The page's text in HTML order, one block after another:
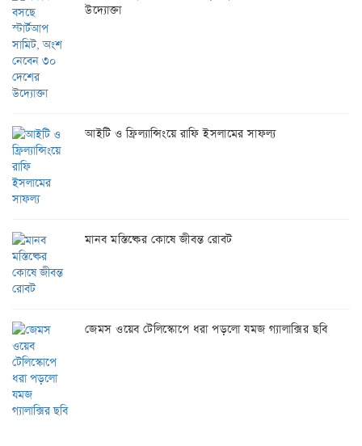
উদ্যোক্তা
আইটি ও ফ্রিল্যান্সিংয়ে রাফি ইসলামের সাফল্য
মানব মস্তিষ্কের কোষে জীবন্ত রোবট
জেমস ওয়েব টেলিস্কোপে ধরা পড়লো যমজ গ্যালাক্সির ছবি